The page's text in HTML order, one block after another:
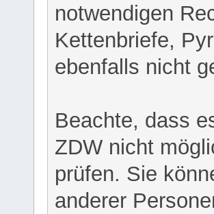
notwendigen
Kettenbriefe,
ebenfalls nicht
Beachte, dass
ZDW nicht
prüfen. Sie
anderer